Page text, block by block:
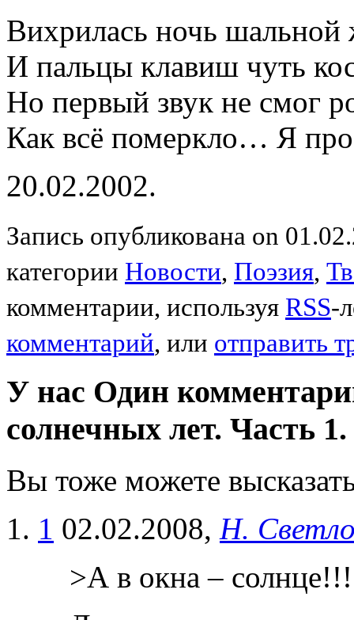
Вихрилась ночь шальной
И пальцы клавиш чуть
Но первый звук не смог
Как всё померкло… Я
20.02.2002.
Запись опубликована on
категории Новости, Поэзия,
комментарии, используя RSS-
комментарий, или отправить
У нас Один
солнечных лет. Часть
Вы тоже можете
1 02.02.2008, Н.
>А в окна – солнце!!!